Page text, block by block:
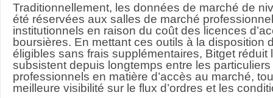
Traditionnellement, les données de marché de
été réservées aux salles de marché
institutionnels en raison du coût des licences
boursières. En mettant ces outils à la disposition
éligibles sans frais supplémentaires, Bitget réduit
subsistent depuis longtemps entre les
professionnels en matière d’accès au marché,
meilleure visibilité sur le flux d’ordres et les